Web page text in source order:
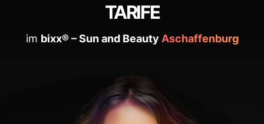
TARIFE
im bixx® – Sun and Beauty Aschaffenburg